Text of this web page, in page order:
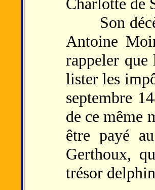
Son décès
Antoine
rappeler que
lister les
septembre
de ce même
être payé
Gerthoux,
trésor